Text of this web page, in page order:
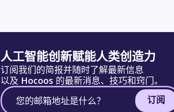
人工智能创新赋能人类创造力
订阅我们的简报并随时了解最新信息
以及 Hocoos 的最新消息、技巧和窍门。
订阅